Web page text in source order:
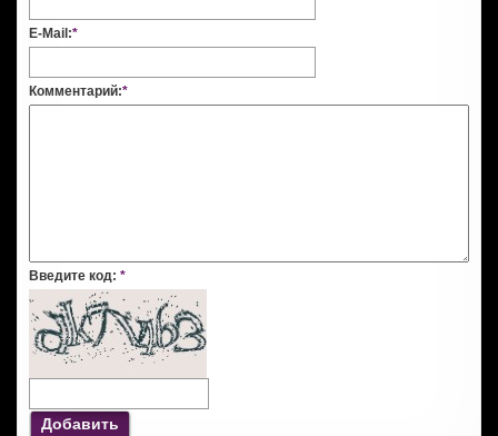
E-Mail:*
Комментарий:*
Введите код: *
Добавить